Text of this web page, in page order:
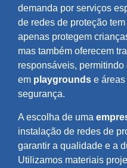
demanda por serviços
de redes de proteção
apenas protegem
mas também oferecem
responsáveis,
em playgrounds e
segurança.
A escolha de uma
instalação de redes de
garantir a qualidade e a
Utilizamos materiais